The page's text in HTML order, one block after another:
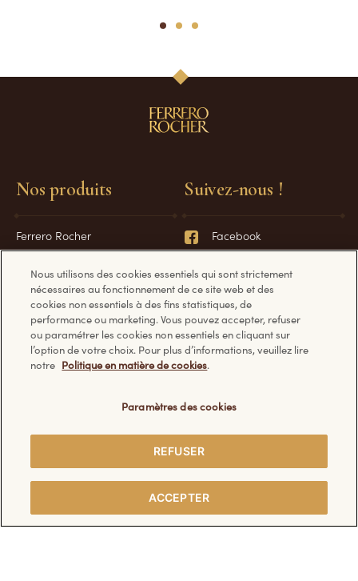
1 2 3
Nos produits
Ferrero Rocher
Tablettes de chocolat
Une question ? Informations
Politique de confidentialité
Politique en matière de
cookies
Politique sécurité
Suivez-nous !
Facebook
Nous utilisons des cookies essentiels qui sont strictement
nécessaires au fonctionnement de ce site web et des
cookies non essentiels à des fins statistiques, de
performance ou marketing. Vous pouvez accepter, refuser
ou paramétrer les cookies non essentiels en cliquant sur
l’option de votre choix. Pour plus d’informations, veuillez lire
notre Politique en matière de cookies.
Paramètres des cookies
REFUSER
ACCEPTER